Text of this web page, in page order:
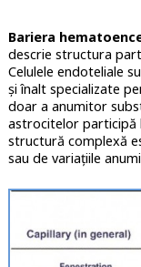
Bariera
descrie structura
Celulele endoteliale
și înalt specializate
doar a anumitor
astrocitelor participă
structură complexă
sau de variațiile